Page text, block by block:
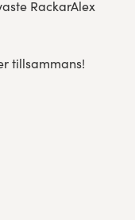
Rackar­Alex
tillsammans!